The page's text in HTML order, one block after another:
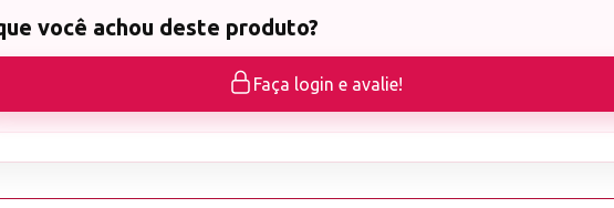
você achou deste produto?
Faça login e avalie!